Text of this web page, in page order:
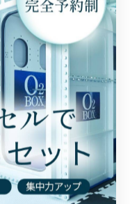
現れるわけではな
た、利用時の注意点
る不快感や体調不良
用のためには、事前
。
用に関する誤情報も
門スタッフの指導の
頼できる情報をもと
リットを見極めて活